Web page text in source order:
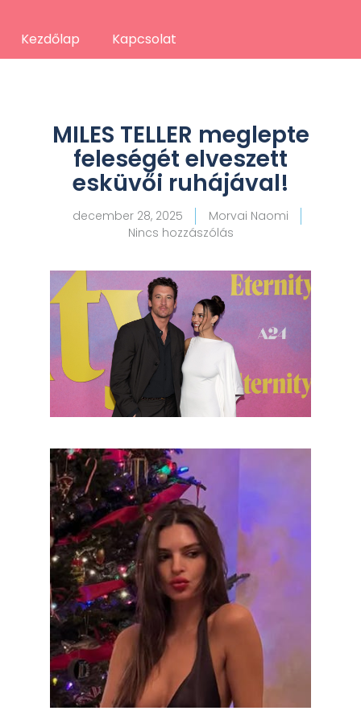
Kezdőlap Kapcsolat
MILES TELLER meglepte
feleségét elveszett
esküvői ruhájával!
december 28, 2025
Morvai Naomi
Nincs hozzászólás